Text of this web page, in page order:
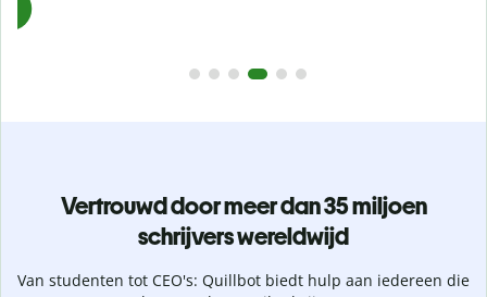
Vertrouwd door meer dan 35 miljoen
schrijvers wereldwijd
Van studenten tot CEO's: Quillbot biedt hulp aan iedereen die